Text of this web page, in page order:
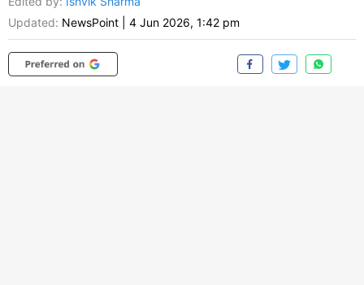
Updated: NewsPoint 4 Jun 2026, 1:42 pm